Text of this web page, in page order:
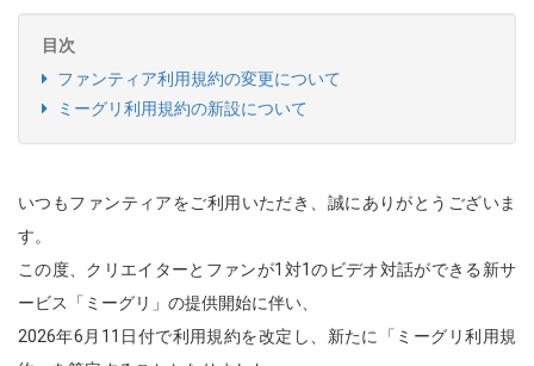
目次
ファンティア利用規約の変更について
ミーグリ利用規約の新設について
いつもファンティアをご利用いただき、誠にありがとうございま
す。
この度、クリエイターとファンが1対1のビデオ対話ができる新サ
ービス「ミーグリ」の提供開始に伴い、
2026年6月11日付で利用規約を改定し、新たに「ミーグリ利用規